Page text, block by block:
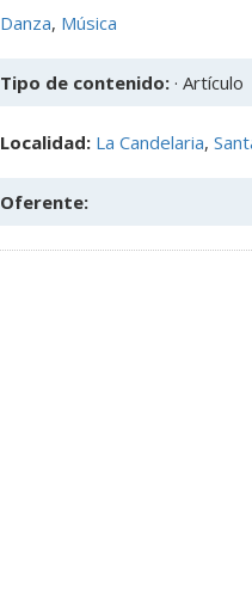
Danza, Música
Tipo de contenido: · Artículo
Localidad: La Candelaria,
Oferente: